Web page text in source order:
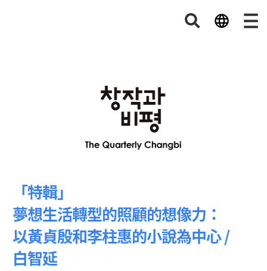
「特輯」
夢想生活轉型的照顧的想像力：
以黃貞殷和李柱惠的小說為中心 /
白智延